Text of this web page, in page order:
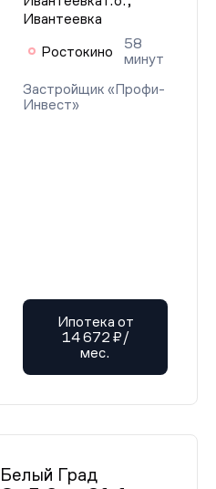
Ивантеевка
Ростокино
58
минут
Застройщик «Профи-
Инвест»
Ипотека от
14 672 ₽/
мес.
Белый Град